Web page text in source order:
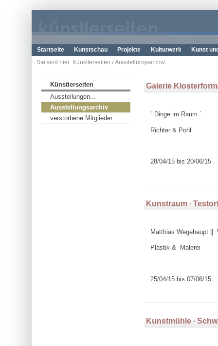
Startseite Kunstschau Projekte Kulturwerk
Kunst
Sie sind hier: Künstlerseiten / Ausstellungsarchiv
Künstlerseiten
Ausstellungen...
Ausstellungsarchiv
verstorbene Mitglieder
Galerie
` Dinge im Raum ´
Richter & Pohl
28/04/15 bis 20/06/15
Kunstraum ∙
Matthias Wegehaupt ||
Plastik & Malerei
25/04/15 bis 07/06/15
Kunstmühle ∙